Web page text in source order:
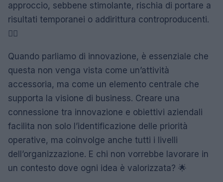
approccio, sebbene stimolante, rischia di portare a
risultati temporanei o addirittura controproducenti.
🤷‍♀️
Quando parliamo di innovazione, è essenziale che
questa non venga vista come un’attività
accessoria, ma come un elemento centrale che
supporta la visione di business. Creare una
connessione tra innovazione e obiettivi aziendali
facilita non solo l’identificazione delle priorità
operative, ma coinvolge anche tutti i livelli
dell’organizzazione. E chi non vorrebbe lavorare in
un contesto dove ogni idea è valorizzata? 🌟